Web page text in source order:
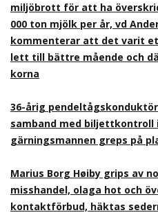
miljöbrott för att ha
000 ton mjölk per år, vd
kommenterar att det varit
lett till bättre mående och
korna
36-årig
samband med biljettkontroll
gärningsmannen greps på
Marius Borg Høiby grips av
misshandel, olaga hot och
kontaktförbud, häktas